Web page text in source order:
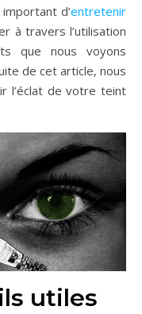
d’entretenir
à travers l’utilisation
que nous voyons
de cet article, nous
l’éclat de votre teint
utiles